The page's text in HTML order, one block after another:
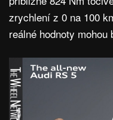
zrychlení z 0 na 100
reálné hodnoty